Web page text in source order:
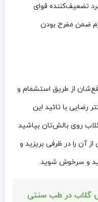
تضعیف‌کننده قوای
ضمن مفرح بودن
از طریق استشمام و
رضایی با تائید این
روی بالش‌تان بپاشید
آن را در ظرفی بریزید و
و سرخوش شوید.
گلاب در طب سنتی